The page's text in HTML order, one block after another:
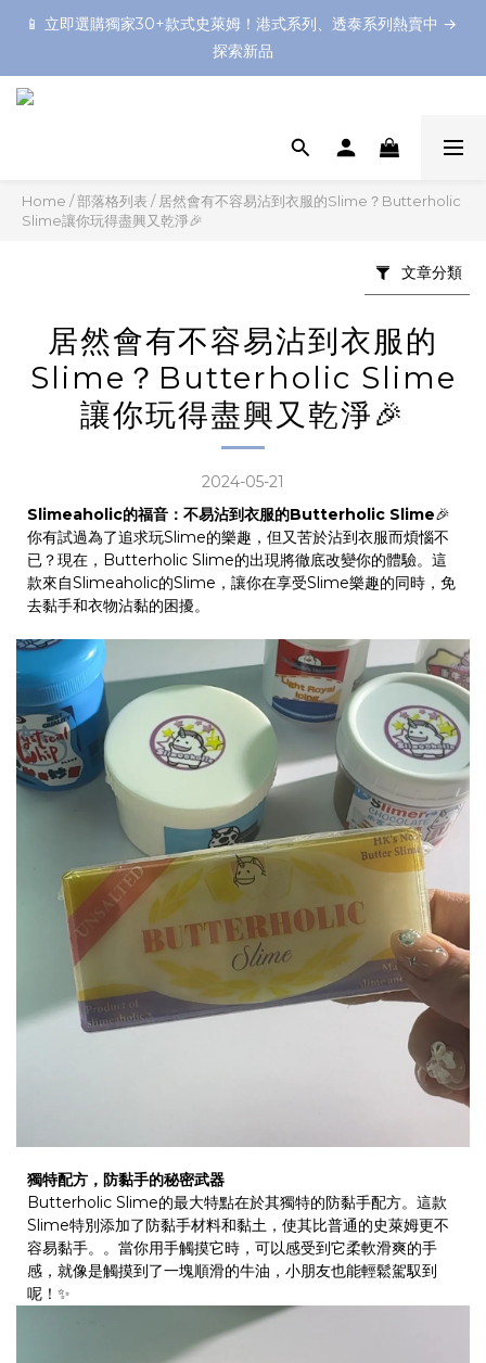
📱 立即選購獨家30+款式史萊姆！港式系列、透泰系列熱賣中 →
探索新品
探索新品
想預備一個難忘的Slime Party嗎？不如預約一個上門Slime製作
💡 媒體熱推：《明報》& Little Steps Asia 推薦為香港最佳鬼口
📱 立即選購獨家30+款式史萊姆！港式系列、透泰系列熱賣中 →
Home /部落格列表 / 居然會有不容易沾到衣服的Slime？Butterholic
Slime讓你玩得盡興又乾淨🎉
文章分類
居然會有不容易沾到衣服的
Slime？Butterholic Slime
讓你玩得盡興又乾淨🎉
2024-05-21
Slimeaholic的福音：不易沾到衣服的Butterholic Slime🎉
​你有試過為了追求玩Slime的樂趣，但又苦於沾到衣服而煩惱不
已？現在，Butterholic Slime的出現將徹底改變你的體驗。這
款來自Slimeaholic的Slime，讓你在享受Slime樂趣的同時，免
去黏手和衣物沾黏的困擾。
獨特配方，防黏手的秘密武器
Butterholic Slime的最大特點在於其獨特的防黏手配方。這款
Slime特別添加了防黏手材料和黏土，使其比普通的史萊姆更不
容易黏手。。當你用手觸摸它時，可以感受到它柔軟滑爽的手
感，就像是觸摸到了一塊順滑的牛油，小朋友也能輕鬆駕馭到
呢！ ✨